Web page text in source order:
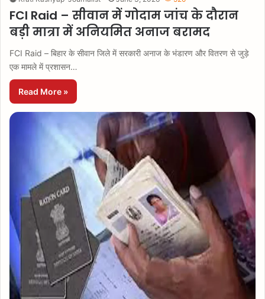
FCI Raid – सीवान में गोदाम जांच के दौरान
बड़ी मात्रा में अनियमित अनाज बरामद
FCI Raid – बिहार के सीवान जिले में सरकारी अनाज के भंडारण और वितरण से जुड़े
एक मामले में प्रशासन…
Read More »